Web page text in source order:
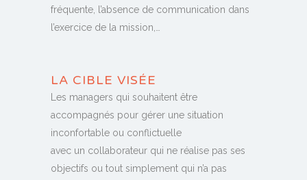
fréquente, l’absence de communication dans
l’exercice de la mission,…
LA CIBLE VISÉE
Les managers qui souhaitent être
accompagnés pour gérer une situation
inconfortable ou conflictuelle
avec un collaborateur qui ne réalise pas ses
objectifs ou tout simplement qui n’a pas